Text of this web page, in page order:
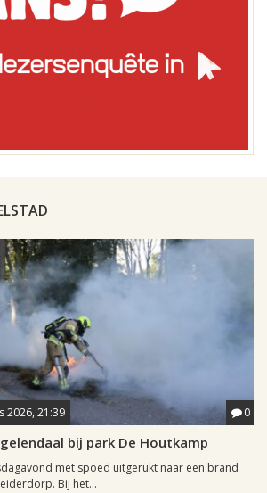
2026, 21:39 0
bij park De Houtkamp
met spoed uitgerukt naar een brand
Bij het...